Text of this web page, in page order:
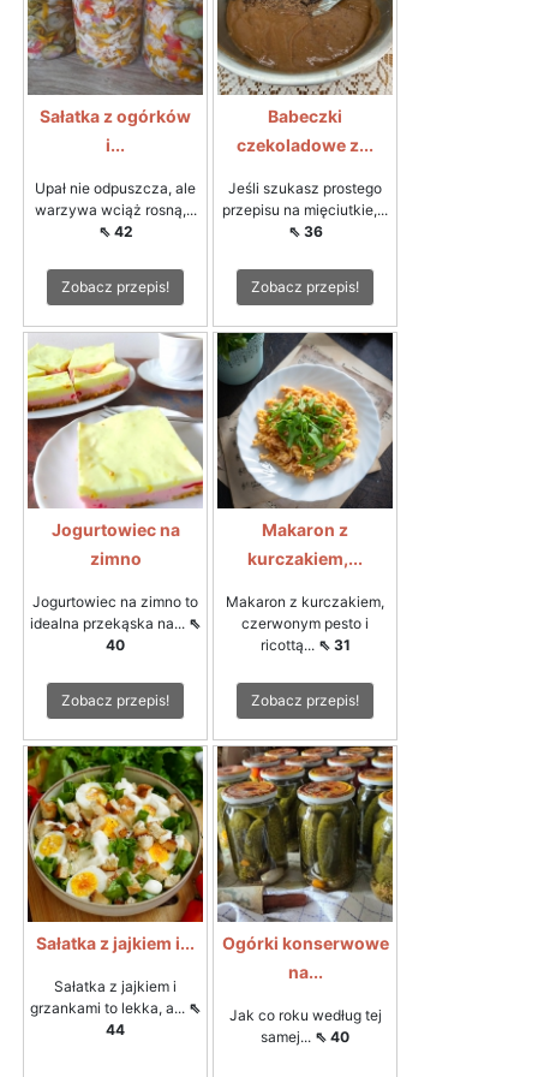
Sałatka z ogórków
i...
Upał nie odpuszcza, ale
warzywa wciąż rosną,...
⇖ 42
Zobacz przepis!
Babeczki
czekoladowe z...
Jeśli szukasz prostego
przepisu na mięciutkie,...
⇖ 36
Zobacz przepis!
Jogurtowiec na
zimno
Jogurtowiec na zimno to
idealna przekąska na... ⇖
40
Zobacz przepis!
Makaron z
kurczakiem,...
Makaron z kurczakiem,
czerwonym pesto i
ricottą... ⇖ 31
Zobacz przepis!
Sałatka z jajkiem i...
Sałatka z jajkiem i
grzankami to lekka, a... ⇖
44
Ogórki konserwowe
na...
Jak co roku według tej
samej... ⇖ 40